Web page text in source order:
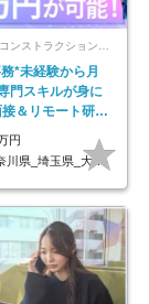
*未経験から月
門スキルが身に
＆リモート研修
円
埼玉県_大阪府_愛知県…